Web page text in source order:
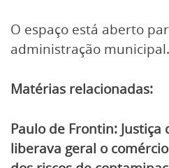
O espaço está aberto
administração municipal.
Matérias relacionadas:
Paulo de Frontin:
liberava geral o